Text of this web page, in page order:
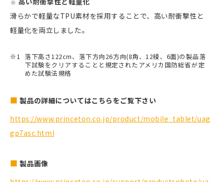
滑らかで軽量なTPU素材を採用することで、高い耐衝撃性と
軽量化を両立しました。
落下高さ122cm、落下方向26方向(8角、12稜、6面)の製品落
下試験をクリアすることと規定されたアメリカ国防総省が定
めた試験法規格
製品の詳細についてはこちらをご覧下さい
https://www.princeton.co.jp/product/mobile_tablet/uag
gp7asc.html
製品画像